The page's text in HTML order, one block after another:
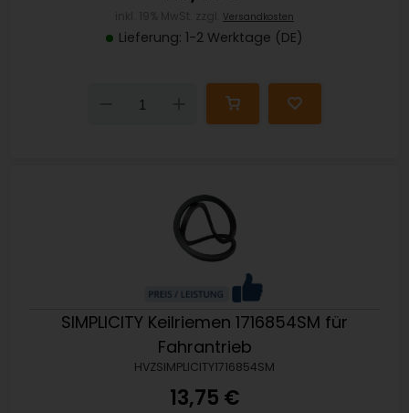
Versandkosten
Lieferung: 1-2 Werktage (DE)
Down
SIMPLICITY Keilriemen 1716854SM für
Fahrantrieb
HVZSIMPLICITY1716854SM
13,75 €